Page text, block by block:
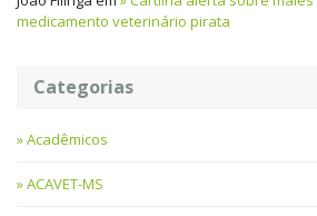
medicamento veterinário pirata
Categorias
Acadêmicos
ACAVET-MS